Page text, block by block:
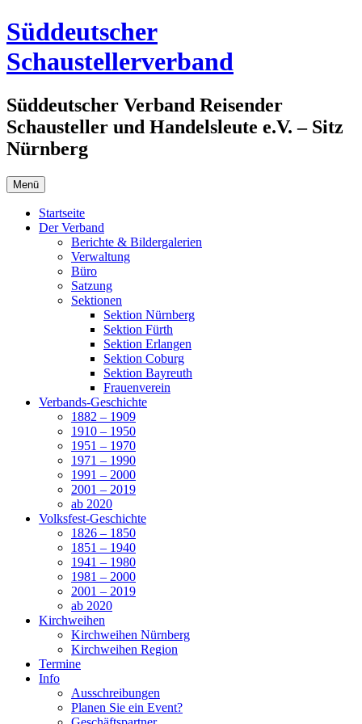
Zum
Inhalt
springen
Süddeutscher
Schaustellerverband
Süddeutscher Verband Reisender
Schausteller und Handelsleute e.V. – Sitz
Nürnberg
Menü
Startseite
Der Verband
Berichte & Bildergalerien
Verwaltung
Büro
Satzung
Sektionen
Sektion Nürnberg
Sektion Fürth
Sektion Erlangen
Sektion Coburg
Sektion Bayreuth
Frauenverein
Verbands-Geschichte
1882 – 1909
1910 – 1950
1951 – 1970
1971 – 1990
1991 – 2000
2001 – 2019
ab 2020
Volksfest-Geschichte
1826 – 1850
1851 – 1940
1941 – 1980
1981 – 2000
2001 – 2019
ab 2020
Kirchweihen
Kirchweihen Nürnberg
Kirchweihen Region
Termine
Info
Ausschreibungen
Planen Sie ein Event?